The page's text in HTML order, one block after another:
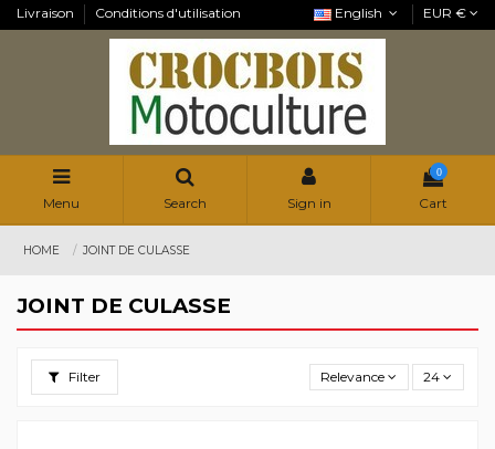
Livraison Conditions d'utilisation English EUR €
Menu Search Sign in
0
Cart
HOME JOINT DE CULASSE
JOINT DE CULASSE
Filter Relevance 24